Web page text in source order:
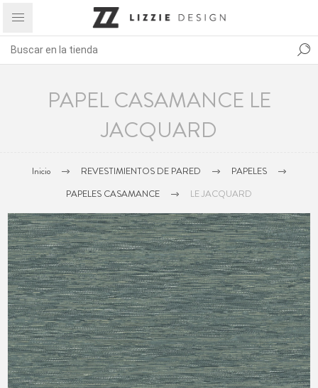
PAPEL CASAMANCE LE
JACQUARD
Inicio REVESTIMIENTOS DE PARED
PAPELES
PAPELES CASAMANCE
LE JACQUARD